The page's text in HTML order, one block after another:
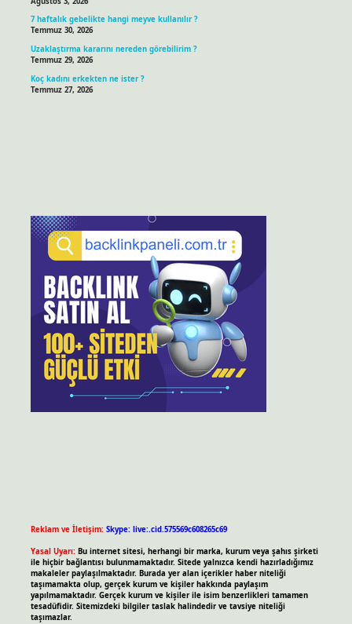
7 haftalık gebelikte hangi meyve kullanılır ?
Temmuz 30, 2026
Uzaklaştırma kararını nereden görebilirim ?
Temmuz 29, 2026
Koç kadını erkekten ne ister ?
Temmuz 27, 2026
Reklam ve İletişim: Skype: live:.cid.575569c608265c69
Yasal Uyarı: Bu internet sitesi, herhangi bir marka, kurum veya şahıs şirketi
ile hiçbir bağlantısı bulunmamaktadır. Sitede yalnızca kendi hazırladığımız
makaleler paylaşılmaktadır. Burada yer alan içerikler haber niteliği
taşımamakta olup, gerçek kurum ve kişiler hakkında paylaşım
yapılmamaktadır. Gerçek kurum ve kişiler ile isim benzerlikleri tamamen
tesadüfidir. Sitemizdeki bilgiler taslak halindedir ve tavsiye niteliği
taşımazlar.